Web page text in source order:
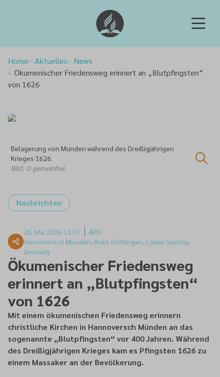
Home Aktuelles
News
Ökumenischer Friedensweg erinnert an „Blutpfingsten“
von 1626
Belagerung von Münden während des Dreißigjährigen
Krieges 1626.
Bild: © gemeinfrei
Nachrichten
26. Mai 2026 11:53
APD
Hannoversch Münden, Kreis Göttingen, Lower Saxony,
Germany
Ökumenischer Friedensweg
erinnert an „Blutpfingsten“
von 1626
Mit einem ökumenischen Friedensweg erinnern
christliche Kirchen in Hannoversch Münden an das
sogenannte „Blutpfingsten“ vor 400 Jahren. Während
des Dreißigjährigen Krieges kam es Pfingsten 1626 zu
einem Massaker an der Bevölkerung.